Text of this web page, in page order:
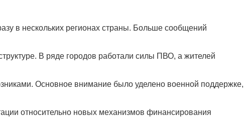
в нескольких регионах страны. Больше сообщений
В ряде городов работали силы ПВО, а жителей
Основное внимание было уделено военной поддержке,
относительно новых механизмов финансирования